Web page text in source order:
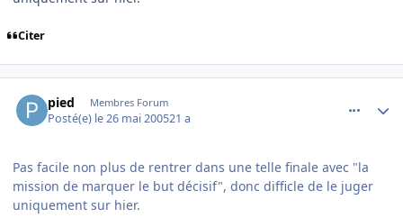
Citer
pied Membres Forum
Posté(e) le 26 mai 200521 a
Pas facile non plus de rentrer dans une telle finale avec "la
mission de marquer le but décisif", donc difficle de le juger
uniquement sur hier.